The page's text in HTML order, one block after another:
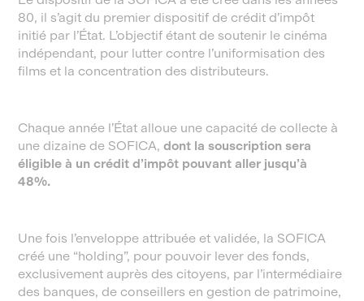
80, il s’agit du premier dispositif de crédit d’impôt
initié par l’État. L’objectif étant de soutenir le cinéma
indépendant, pour lutter contre l’uniformisation des
films et la concentration des distributeurs.
Chaque année l’État alloue une capacité de collecte à
une dizaine de SOFICA,dont la souscription sera
éligible à un crédit d’impôt pouvant aller jusqu’à
48%.
Une fois l’enveloppe attribuée et validée, la SOFICA
créé une “holding”, pour pouvoir lever des fonds,
exclusivement auprès des citoyens, par l’intermédiaire
des banques, de conseillers en gestion de patrimoine,